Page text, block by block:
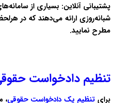
پشتیبانی آنلاین: بسیاری از
شبانه‌روزی ارائه می‌دهند که در
مطرح نمایید.
تنظیم دادخواست
برایتنظیم یک دادخواست حقوقی،